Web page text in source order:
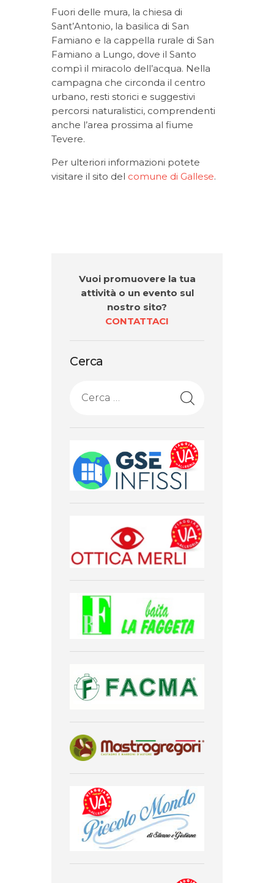
Fuori delle mura, la chiesa di
Sant’Antonio, la basilica di San
Famiano e la cappella rurale di San
Famiano a Lungo, dove il Santo
compì il miracolo dell’acqua. Nella
campagna che circonda il centro
urbano, resti storici e suggestivi
percorsi naturalistici, comprendenti
anche l’area prossima al fiume
Tevere.
Per ulteriori informazioni potete
visitare il sito del comune di Gallese.
Vuoi promuovere la tua
attività o un evento sul
nostro sito?
CONTATTACI
Cerca